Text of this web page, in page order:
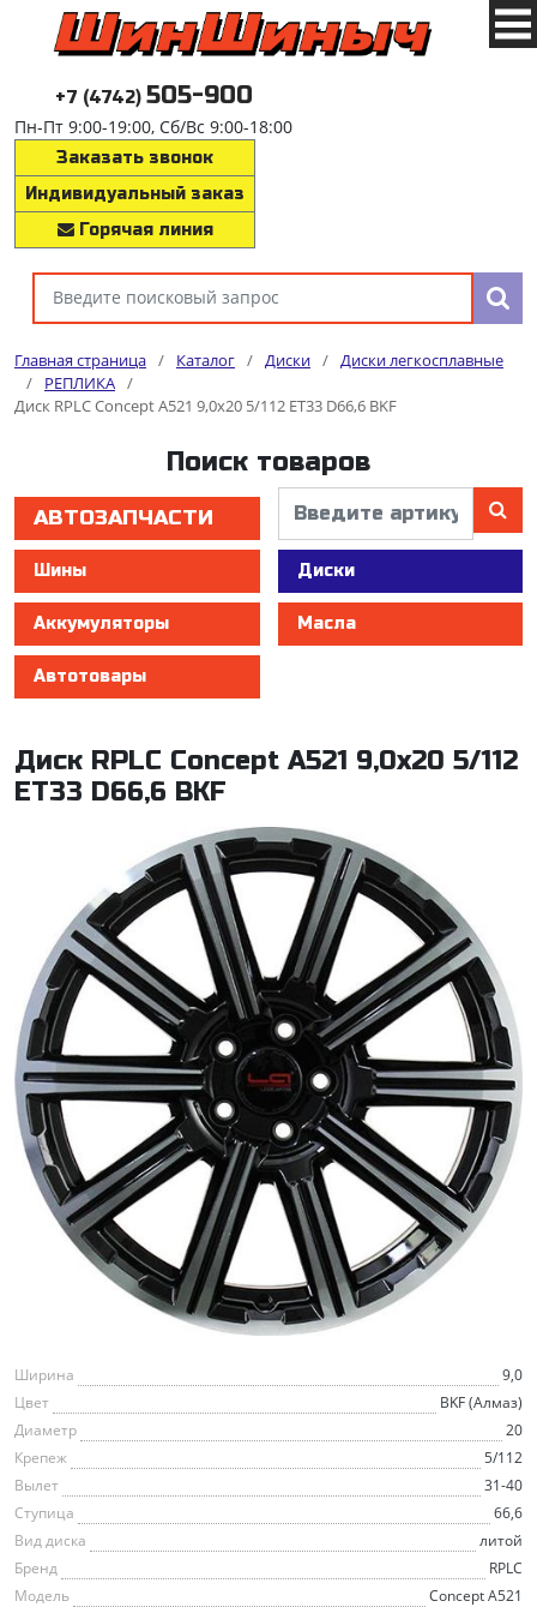
+7 (4742) 505-900
Пн-Пт 9:00-19:00, Сб/Вс 9:00-18:00
Заказать звонок
Индивидуальный заказ
Горячая линия
Главная страница / Каталог / Диски / Диски легкосплавные
/
РЕПЛИКА /
Диск RPLC Concept A521 9,0х20 5/112 ET33 D66,6 BKF
Поиск товаров
АВТОЗАПЧАСТИ
Шины Диски
Аккумуляторы Масла
Автотовары
Диск RPLC Concept A521 9,0х20 5/112
ET33 D66,6 BKF
Ширина
9,0
Цвет
BKF (Алмаз)
Диаметр
20
Крепеж
5/112
Вылет
31-40
Ступица
66,6
Вид диска
литой
Бренд
RPLC
Модель
Concept A521